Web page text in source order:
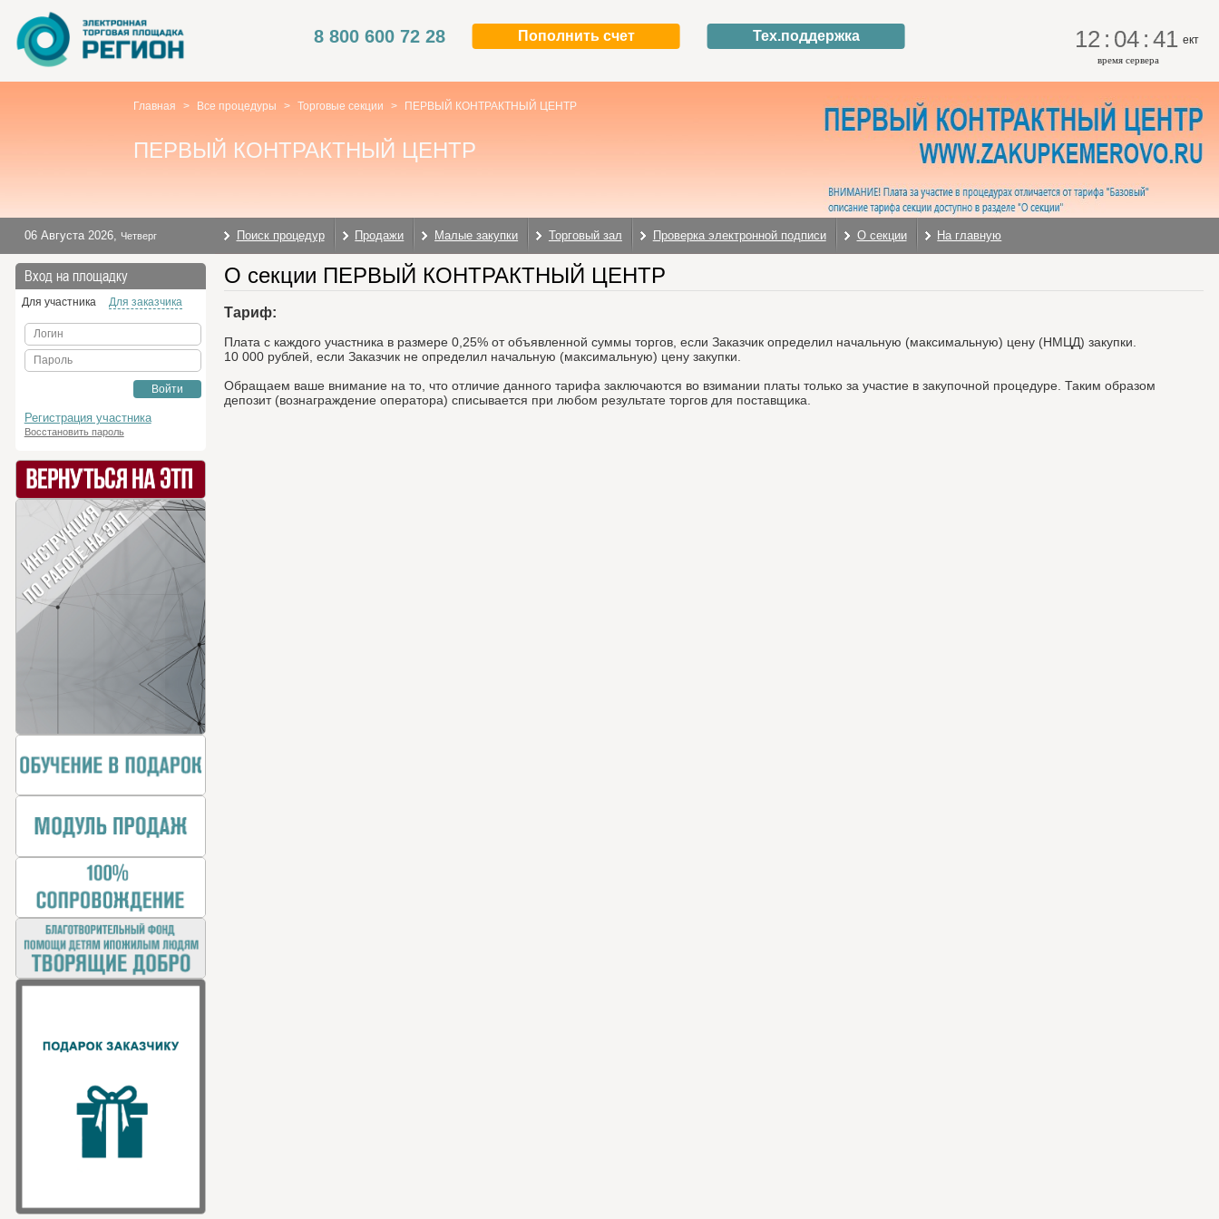
8 800 600 72 28 Пополнить счет Тех.поддержка 12 : 04 : 41 ект
время сервера
Главная > Все процедуры > Торговые секции > ПЕРВЫЙ КОНТРАКТНЫЙ ЦЕНТР
ПЕРВЫЙ КОНТРАКТНЫЙ ЦЕНТР
06 Августа 2026, Четверг Поиск процедур Продажи Малые закупки Торговый зал Проверка электронной подписи О секции На главную
Вход на площадку
Для участника Для заказчика
Логин
Пароль
Войти
Регистрация участника
Восстановить пароль
О секции ПЕРВЫЙ КОНТРАКТНЫЙ ЦЕНТР
Тариф:
Плата с каждого участника в размере 0,25% от объявленной суммы торгов, если Заказчик определил начальную (максимальную) цену (НМЦД) закупки.
10 000 рублей, если Заказчик не определил начальную (максимальную) цену закупки.
Обращаем ваше внимание на то, что отличие данного тарифа заключаются во взимании платы только за участие в закупочной процедуре. Таким образом
депозит (вознаграждение оператора) списывается при любом результате торгов для поставщика.